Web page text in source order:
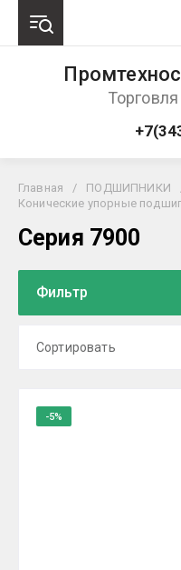
Главная / ПОДШИПНИКИ
Конические упорные
Серия 7900
Фильтр
Сортировать
-5%